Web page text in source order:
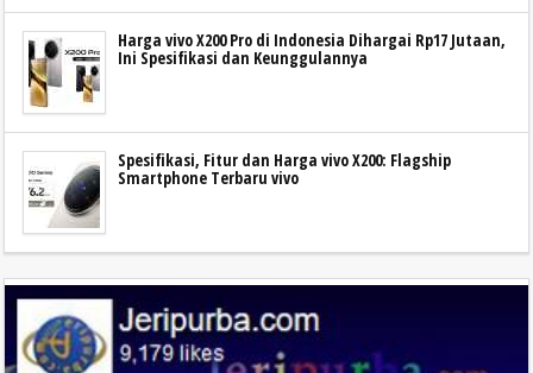
Harga vivo X200 Pro di Indonesia Dihargai Rp17 Jutaan,
Ini Spesifikasi dan Keunggulannya
Spesifikasi, Fitur dan Harga vivo X200: Flagship
Smartphone Terbaru vivo